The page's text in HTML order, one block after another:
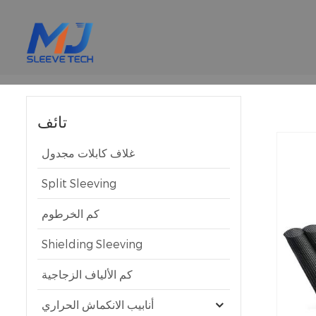
تائف
غلاف كابلات مجدول
Split Sleeving
كم الخرطوم
Shielding Sleeving
كم الألياف الزجاجية
أنابيب الانكماش الحراري